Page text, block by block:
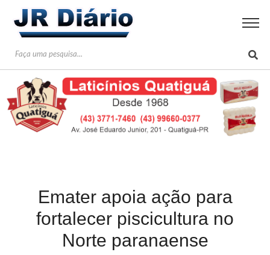
Emater apoia ação para
fortalecer piscicultura no
Norte paranaense